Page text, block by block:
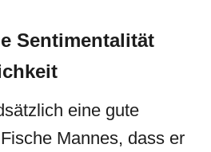
Sentimentalität
eine gute
Mannes, dass er